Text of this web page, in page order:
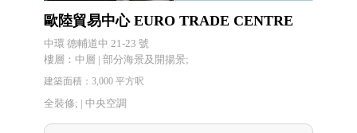
歐陸貿易中心 EURO TRADE CENTRE
中環 德輔道中 21-23 號
樓層：中層 | 部分海景及開揚景;
建築面積：3,000 平方呎
全裝修; | 中央空調